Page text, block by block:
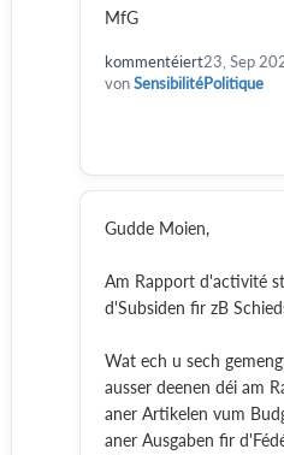
MfG
kommentéiert23, Sep
vonSensibilitéPolitique
Gudde Moien,
Am Rapport d'activité
d'Subsiden fir zB
Wat ech u sech
ausser deenen déi am
aner Artikelen vum
aner Ausgaben fir